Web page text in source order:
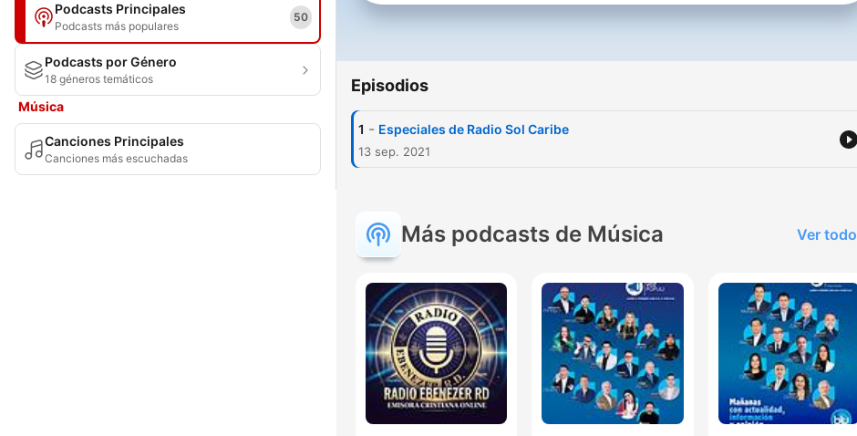
Podcasts Principales
Podcasts más populares
50
Podcasts por Género
18 géneros temáticos
Música
Canciones Principales
Canciones más escuchadas
Episodios
1 - Especiales de Radio Sol Caribe
13 sep. 2021
Más podcasts de Música Ver todo